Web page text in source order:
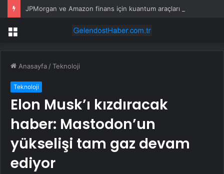
Menü
Anasayfa /Teknoloji
Teknoloji
Elon Musk’ı kızdıracak
haber: Mastodon’un
yükselişi tam gaz devam
ediyor